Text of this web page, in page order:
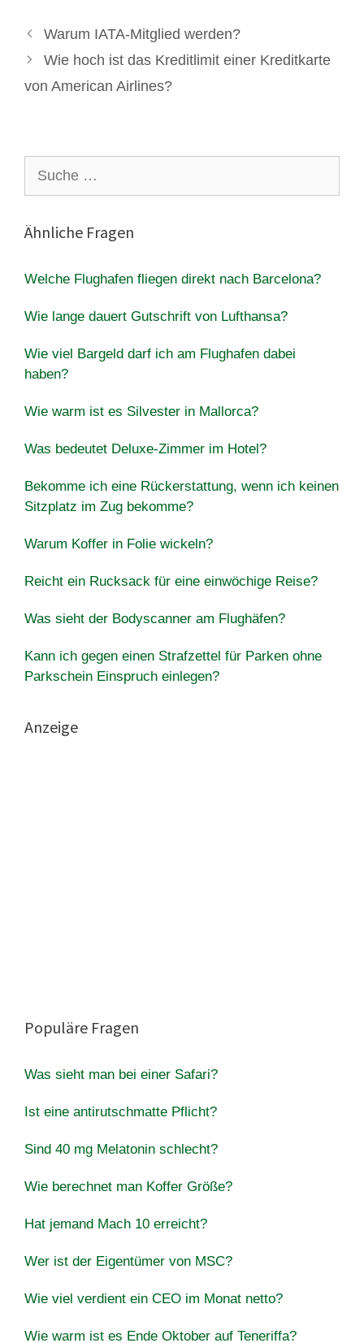
Warum IATA-Mitglied werden?
Wie hoch ist das Kreditlimit einer Kreditkarte
von American Airlines?
nach:
Ähnliche Fragen
Welche Flughafen fliegen direkt nach Barcelona?
Wie lange dauert Gutschrift von Lufthansa?
Wie viel Bargeld darf ich am Flughafen dabei
haben?
Wie warm ist es Silvester in Mallorca?
Was bedeutet Deluxe-Zimmer im Hotel?
Bekomme ich eine Rückerstattung, wenn ich keinen
Sitzplatz im Zug bekomme?
Warum Koffer in Folie wickeln?
Reicht ein Rucksack für eine einwöchige Reise?
Was sieht der Bodyscanner am Flughäfen?
Kann ich gegen einen Strafzettel für Parken ohne
Parkschein Einspruch einlegen?
Anzeige
Populäre Fragen
Was sieht man bei einer Safari?
Ist eine antirutschmatte Pflicht?
Sind 40 mg Melatonin schlecht?
Wie berechnet man Koffer Größe?
Hat jemand Mach 10 erreicht?
Wer ist der Eigentümer von MSC?
Wie viel verdient ein CEO im Monat netto?
Wie warm ist es Ende Oktober auf Teneriffa?